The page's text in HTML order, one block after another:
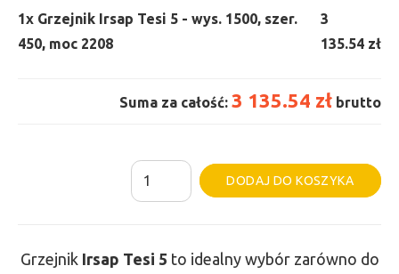
1x Grzejnik Irsap Tesi 5 - wys. 1500, szer.
450, moc 2208
3
135.54 zł
Suma za całość: 3 135.54 zł brutto
ilość
Grzejnik
DODAJ DO KOSZYKA
Grzejnik Irsap Tesi 5 to idealny wybór zarówno do